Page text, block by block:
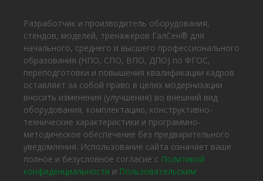
Разработчик и производитель оборудования,
стендов, моделей, тренажеров ГалСен® для
начального, среднего и высшего профессионального
образования (НПО, СПО, ВПО, ДПО) по ФГОС,
переподготовки и повышения квалификации кадров
оставляет за собой право в целях модернизации
вносить изменения (улучшения) во внешний вид
оборудования, комплектацию, конструктивно-
технические характеристики и программно-
методическое обеспечение без предварительного
уведомления. Использование сайта означает ваше
полное и безусловное согласие с Политикой
конфиденциальности и Пользовательским